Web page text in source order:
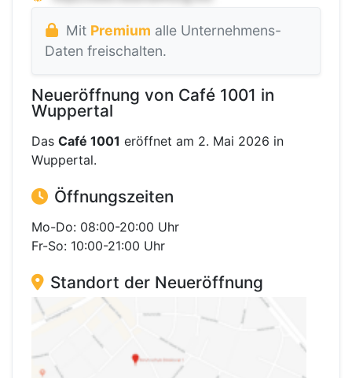
Mit Premium alle Unternehmens-
Daten freischalten.
Neueröffnung von Café 1001 in
Wuppertal
Das Café 1001 eröffnet am 2. Mai 2026 in
Wuppertal.
Öffnungszeiten
Mo-Do: 08:00-20:00 Uhr
Fr-So: 10:00-21:00 Uhr
Standort der Neueröffnung